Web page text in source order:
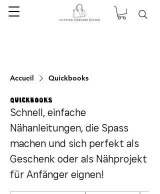
Accueil Quickbooks
Quickbooks
Schnell, einfache
Nähanleitungen, die Spass
machen und sich perfekt als
Geschenk oder als Nähprojekt
für Anfänger eignen!